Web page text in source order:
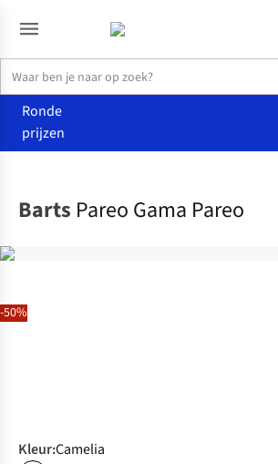
Ronde
prijzen
-50%
Barts Pareo Gama Pareo
Kleur:Camelia